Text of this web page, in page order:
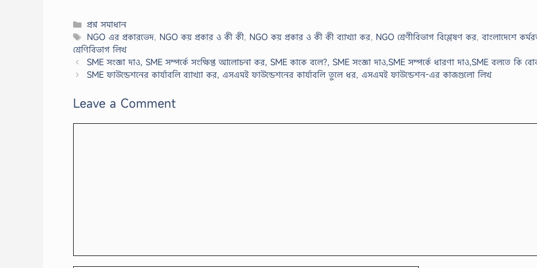
Categories
প্রশ্ন সমাধান
Tags
NGO এর প্রকারভেদ, NGO কয় প্রকার ও কী কী, NGO কয় প্রকার ও কী কী ব্যাখ্যা কর, NGO শ্রেণীবিভাগ বিশ্লেষণ কর,বাংলাদেশে
শ্রেণিবিভাগ লিখ
SME সংজ্ঞা দাও, SME সম্পর্কে সংক্ষিপ্ত আলোচনা কর, SME কাকে বলে?, SME সংজ্ঞা দাও,SME সম্পর্কে ধারণা দাও,SME বলতে কি
SME ফাউন্ডেশনের কার্যাবলি ব্যাখ্যা কর, এসএমই ফাউন্ডেশনের কার্যাবলি তুলে ধর, এসএমই ফাউন্ডেশন-এর কাজগুলো লিখ
Leave a Comment